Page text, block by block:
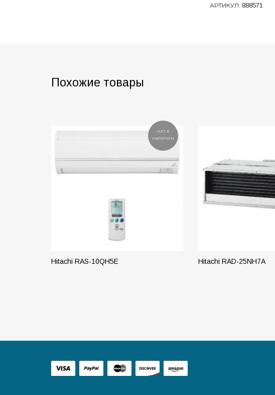
АРТИКУЛ: 888571
Похожие товары
НЕТ В
НАЛИЧИИ
Hitachi RAS-10QH5E Hitachi RAD-25NH7A